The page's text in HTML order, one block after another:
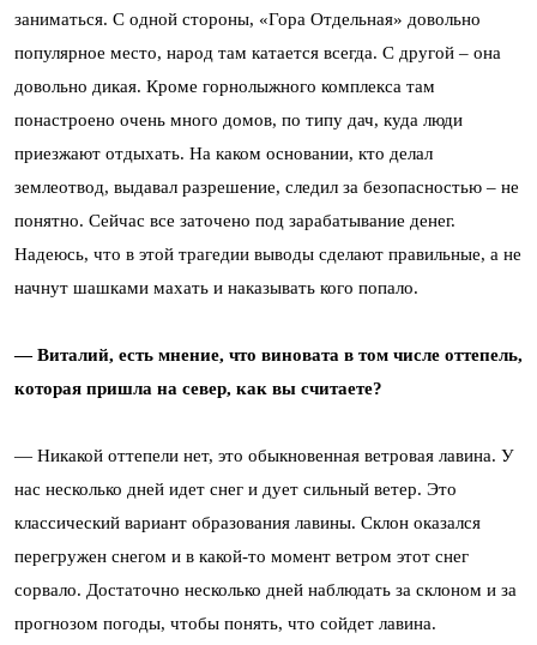
заниматься. С одной стороны, «Гора Отдельная» довольно
популярное место, народ там катается всегда. С другой – она
довольно дикая. Кроме горнолыжного комплекса там
понастроено очень много домов, по типу дач, куда люди
приезжают отдыхать. На каком основании, кто делал
землеотвод, выдавал разрешение, следил за безопасностью – не
понятно. Сейчас все заточено под зарабатывание денег.
Надеюсь, что в этой трагедии выводы сделают правильные, а не
начнут шашками махать и наказывать кого попало.
— Виталий, есть мнение, что виновата в том числе оттепель,
которая пришла на север, как вы считаете?
— Никакой оттепели нет, это обыкновенная ветровая лавина. У
нас несколько дней идет снег и дует сильный ветер. Это
классический вариант образования лавины. Склон оказался
перегружен снегом и в какой-то момент ветром этот снег
сорвало. Достаточно несколько дней наблюдать за склоном и за
прогнозом погоды, чтобы понять, что сойдет лавина.